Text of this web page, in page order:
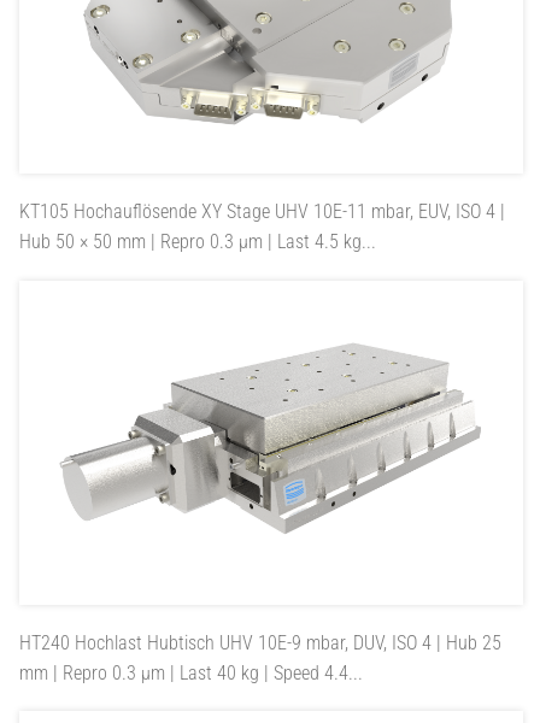
KT105 Hochauflösende XY Stage UHV 10E-11 mbar, EUV, ISO 4 |
Hub 50 × 50 mm | Repro 0.3 µm | Last 4.5 kg...
HT240 Hochlast Hubtisch UHV 10E-9 mbar, DUV, ISO 4 | Hub 25
mm | Repro 0.3 µm | Last 40 kg | Speed 4.4...